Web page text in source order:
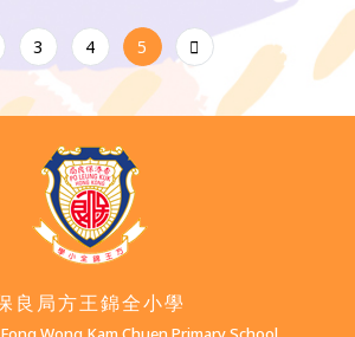
3 4 5
良局方王錦全小學